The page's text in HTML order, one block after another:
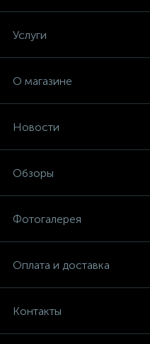
Услуги
О магазине
Новости
Обзоры
Фотогалерея
Оплата и доставка
Контакты